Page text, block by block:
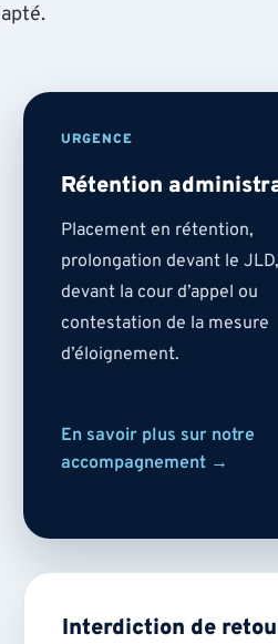
URGENCE
Rétention
Placement en rétention,
prolongation devant le
devant la cour d’appel ou
contestation de la mesure
d’éloignement.
En savoir plus sur notre
accompagnement →
Interdiction de